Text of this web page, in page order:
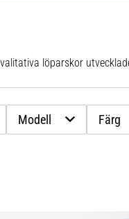
utvecklade med speciella
Modell Färg